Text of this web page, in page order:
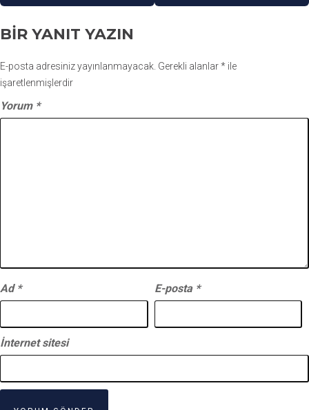
BIR YANIT YAZIN
E-posta adresiniz yayınlanmayacak. Gerekli alanlar* ile
işaretlenmişlerdir
Yorum *
Ad * E-posta *
İnternet sitesi